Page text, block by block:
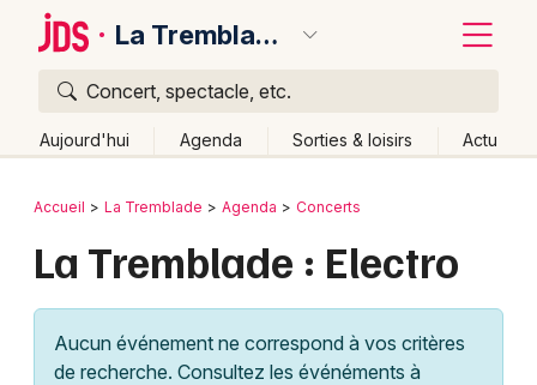
La Tremblade
Concert, spectacle, etc.
Aujourd'hui Agenda Sorties & loisirs Actu
Publier un événement
Grands événements
Bordeaux
Lille
Retour
Accueil La Tremblade Agenda Concerts
La Tremblade : Electro
Aucun événement ne correspond à vos critères
de recherche. Consultez les événéments à
Quoi ?
Où ?
Poitou-Charente
Partout Près de moi Changer de lieu
Quand ?
Ce week-end